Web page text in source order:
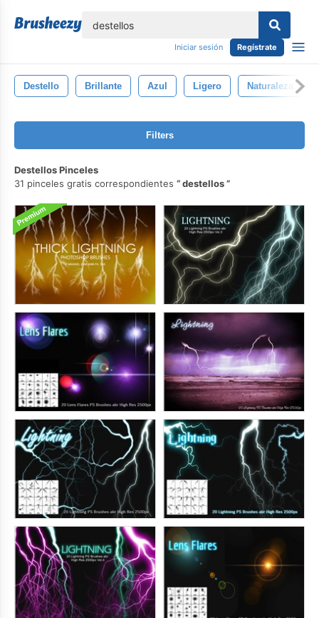
Iniciar sesión Regístrate
Destello Brillante Azul Ligero Naturaleza
Filters
Destellos Pinceles
31 pinceles gratis correspondientes
destellos